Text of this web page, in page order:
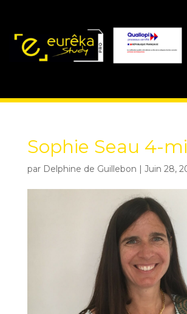
Sophie Seau 4-
par Delphine de Guillebon | Juin 28,